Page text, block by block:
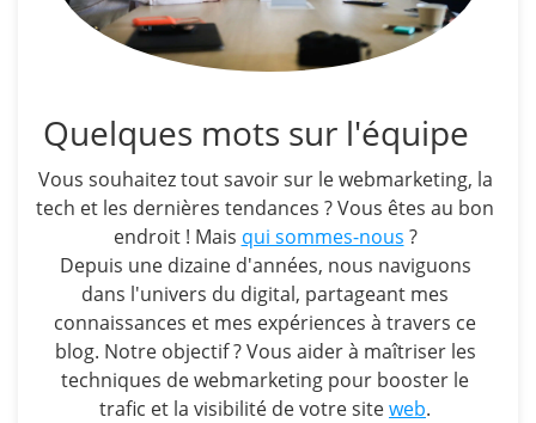
Quelques mots sur l'équipe
Vous souhaitez tout savoir sur le webmarketing, la
tech et les dernières tendances ? Vous êtes au bon
endroit ! Mais qui sommes-nous ?
Depuis une dizaine d'années, nous naviguons
dans l'univers du digital, partageant mes
connaissances et mes expériences à travers ce
blog. Notre objectif ? Vous aider à maîtriser les
techniques de webmarketing pour booster le
trafic et la visibilité de votre siteweb.